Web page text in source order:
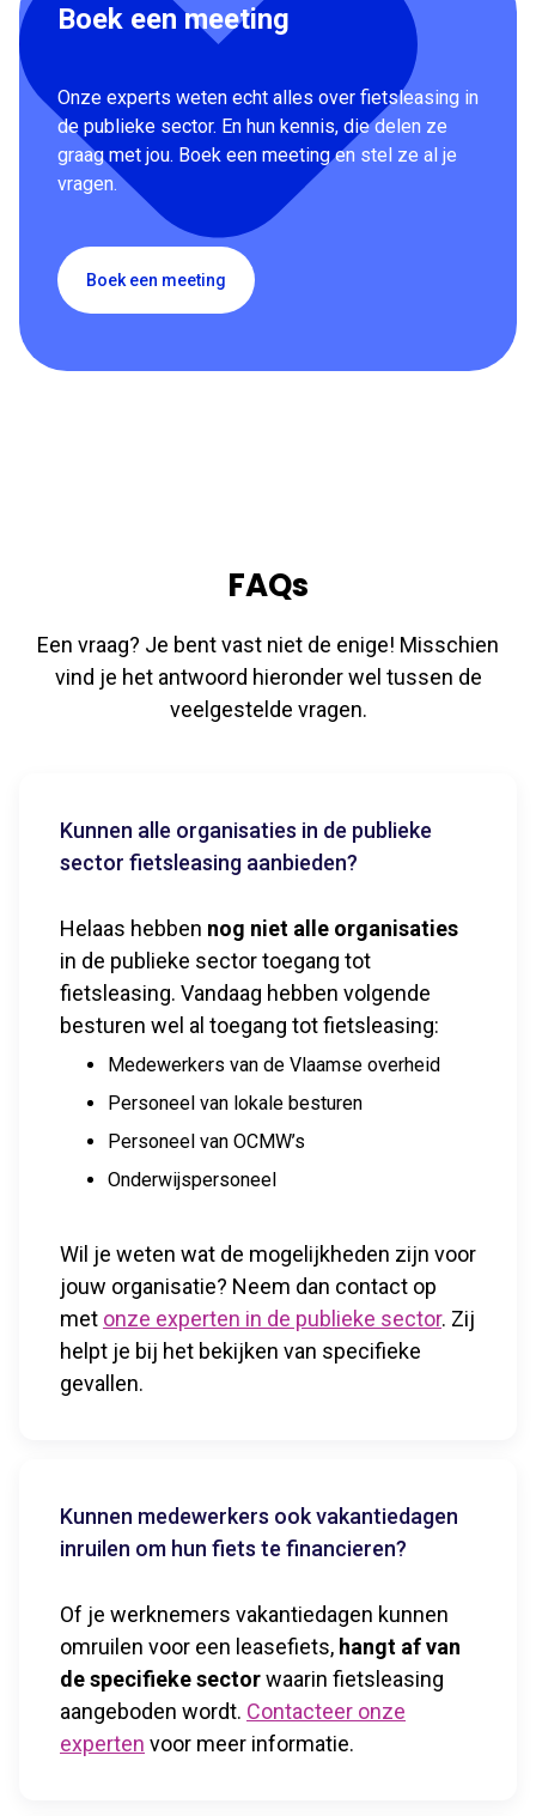
Boek een meeting
Onze experts weten echt alles over fietsleasing in
de publieke sector. En hun kennis, die delen ze
graag met jou. Boek een meeting en stel ze al je
vragen.
Boek een meeting
FAQs
Een vraag? Je bent vast niet de enige! Misschien
vind je het antwoord hieronder wel tussen de
veelgestelde vragen.
Kunnen alle organisaties in de publieke
sector fietsleasing aanbieden?
Helaas hebben nog niet alle organisaties
in de publieke sector toegang tot
fietsleasing. Vandaag hebben volgende
besturen wel al toegang tot fietsleasing:
Medewerkers van de Vlaamse overheid
Personeel van lokale besturen
Personeel van OCMW’s
Onderwijspersoneel
Wil je weten wat de mogelijkheden zijn voor
jouw organisatie? Neem dan contact op
met onze experten in de publieke sector. Zij
helpt je bij het bekijken van specifieke
gevallen.
Kunnen medewerkers ook vakantiedagen
inruilen om hun fiets te financieren?
Of je werknemers vakantiedagen kunnen
omruilen voor een leasefiets, hangt af van
de specifieke sectorwaarin fietsleasing
aangeboden wordt. Contacteer onze
experten voor meer informatie.